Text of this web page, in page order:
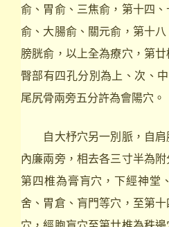
俞、胃俞、三焦俞，第十四
俞、大腸俞、關元俞，第十
膀胱俞，以上全為療穴，第
臀部有四孔分別為上、次、
尾尻骨兩旁五分許為會陽穴。
自大杼穴另一別脈，自肩
內廉兩旁，相去各三寸半為
第四椎為膏肓穴，下經神堂
舍、胃倉、肓門等穴，至第